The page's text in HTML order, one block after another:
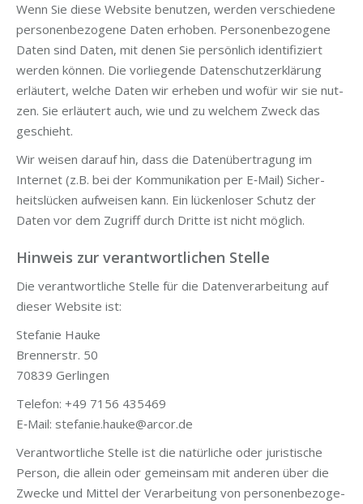
Wenn Sie die­se Web­site benut­zen, wer­den ver­schie­de­ne
per­so­nen­be­zo­ge­ne Daten erho­ben. Per­so­nen­be­zo­ge­ne
Daten sind Daten, mit denen Sie per­sön­lich iden­ti­fi­ziert
wer­den kön­nen. Die vor­lie­gen­de Daten­schutz­er­klä­rung
erläu­tert, wel­che Daten wir erhe­ben und wofür wir sie nut­
zen. Sie erläu­tert auch, wie und zu wel­chem Zweck das
geschieht.
Wir wei­sen dar­auf hin, dass die Daten­über­tra­gung im
Inter­net (z.B. bei der Kom­mu­ni­ka­ti­on per E‑Mail) Sicher­
heits­lü­cken auf­wei­sen kann. Ein lücken­lo­ser Schutz der
Daten vor dem Zugriff durch Drit­te ist nicht möglich.
Hinweis zur verantwortlichen Stelle
Die ver­ant­wort­li­che Stel­le für die Daten­ver­ar­bei­tung auf
die­ser Web­site ist:
Ste­fa­nie Hauke
Bren­ner­str. 50
70839 Gerlingen
Tele­fon: +49 7156 435469
E‑Mail: stefanie.hauke@arcor.de
Ver­ant­wort­li­che Stel­le ist die natür­li­che oder juris­ti­sche
Per­son, die allein oder gemein­sam mit ande­ren über die
Zwe­cke und Mit­tel der Ver­ar­bei­tung von per­so­nen­be­zo­ge­